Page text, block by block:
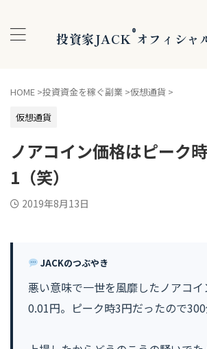
投資家JACK®オフィシャ
HOME >投資資金を稼ぐ副業 >仮想通貨 >
仮想通貨
ノアコイン価格はピーク
1（笑）
2019年8月13日
JACKのつぶやき
悪い意味で一世を風靡したノアコ
0.01円。ピーク時3円だったので300